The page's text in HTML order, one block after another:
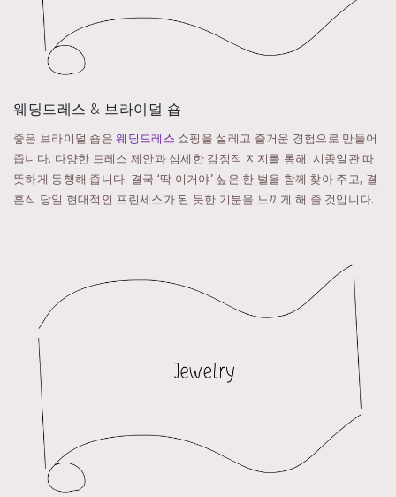
웨딩드레스 & 브라이덜 숍
좋은 브라이덜 숍은웨딩드레스 쇼핑을 설레고 즐거운 경험으로 만들어
줍니다. 다양한 드레스 제안과 섬세한 감정적 지지를 통해, 시종일관 따
뜻하게 동행해 줍니다. 결국 ‘딱 이거야’ 싶은 한 벌을 함께 찾아 주고, 결
혼식 당일 현대적인 프린세스가 된 듯한 기분을 느끼게 해 줄 것입니다.